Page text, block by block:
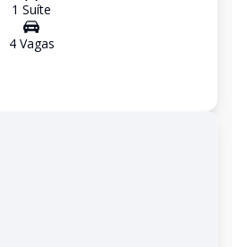
1 Suíte
4Vagas